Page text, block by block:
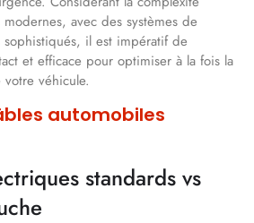
avec des systèmes de
il est impératif de
et efficace pour optimiser à la fois la
véhicule.
automobiles
standards vs